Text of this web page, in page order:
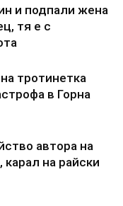
и подпали жена
тя е с
тротинетка
в Горна
автора на
на райски